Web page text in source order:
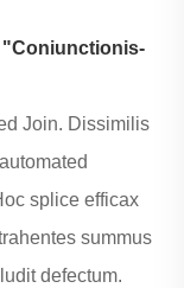
"Coniunctionis-
​​Join. Dissimilis
splice efficax
summus
defectum.